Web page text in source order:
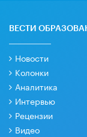
ВЕСТИ
Новости
Колонки
Аналитика
Интервью
Рецензии
Видео